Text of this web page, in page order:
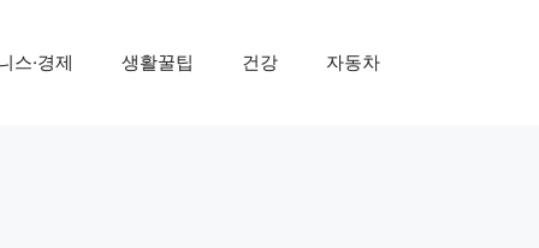
스·경제 생활꿀팁 건강 자동차